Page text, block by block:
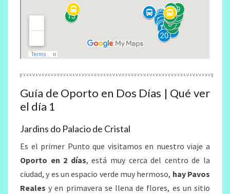
Guía de Oporto en Dos Días | Qué ver
el día 1
Jardins do Palacio de Cristal
Es el primer Punto que visitamos en nuestro viaje a
Oporto en 2 días, está muy cerca del centro de la
ciudad, y es un espacio verde muy hermoso, hay Pavos
Realesy en primavera se llena de flores, es un sitio